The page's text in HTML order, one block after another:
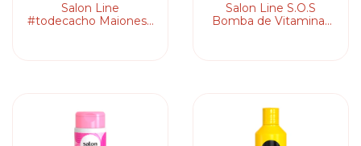
Salon Line
#todecacho Maionese
Salon Line S.O.S
Bomba de Vitaminas